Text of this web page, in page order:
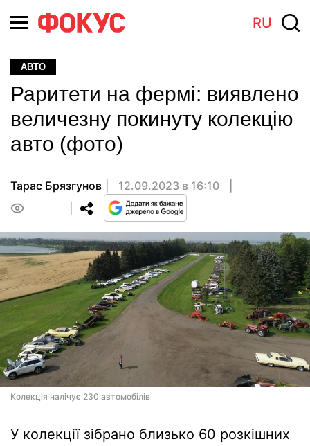
RU
АВТО
Раритети на фермі: виявлено
величезну покинуту колекцію
авто (фото)
Тарас Брязгунов
12.09.2023 в 16:10
Колекція налічує 230 автомобілів
У колекції зібрано близько 60 розкішних